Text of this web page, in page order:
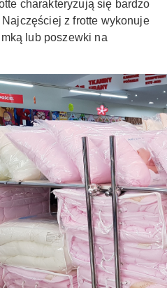
charakteryzują się bardzo
z frotte wykonuje
lub poszewki na